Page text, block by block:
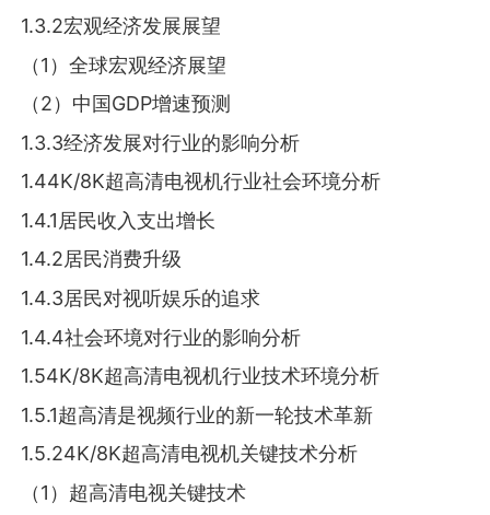
1.3.2宏观经济发展展望
（1）全球宏观经济展望
（2）中国GDP增速预测
1.3.3经济发展对行业的影响分析
1.44K/8K超高清电视机行业社会环境分析
1.4.1居民收入支出增长
1.4.2居民消费升级
1.4.3居民对视听娱乐的追求
1.4.4社会环境对行业的影响分析
1.54K/8K超高清电视机行业技术环境分析
1.5.1超高清是视频行业的新一轮技术革新
1.5.24K/8K超高清电视机关键技术分析
（1）超高清电视关键技术